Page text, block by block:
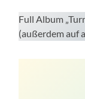
Full Album
(außerdem auf